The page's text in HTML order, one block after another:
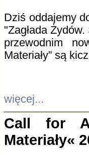
Dziś oddajemy
"Zagłada
przewodnim
Materiały” są
więcej...
Call for
Materiały«